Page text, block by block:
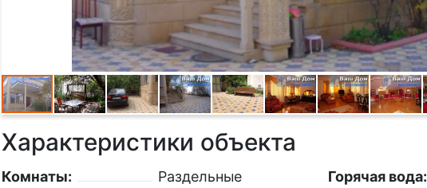
Характеристики объекта
Комнаты:
Раздельные
Горячая вода: